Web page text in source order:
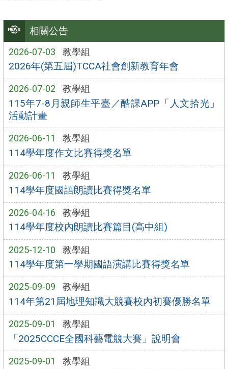
相關公告
2026-07-03 教學組
2026年(第五屆)TCCA社會創新教育年會
2026-07-02 教學組
115年7-8月親師生平臺／酷課APP「人文拾光」
活動計畫
2026-06-11 教學組
114學年度作文比賽得獎名單
2026-06-11 教學組
114學年度國語朗讀比賽得獎名單
2026-04-16 教學組
114學年度校內朗讀比賽篇目(高中組)
2025-12-10 教學組
114學年度第一學期國語演講比賽得獎名單
2025-09-09 教學組
114年第21屆地理知識大競賽校內初賽優勝名單
2025-09-01 教學組
「2025CCCE全國科藝電競大賽」說明會
2025-09-01 教學組